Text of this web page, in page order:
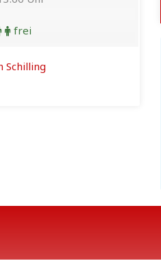
frei
Schilling